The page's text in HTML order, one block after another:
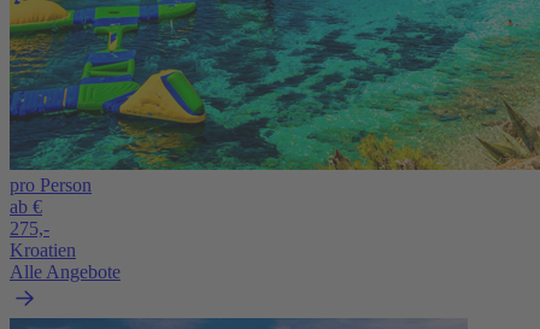
pro Person
ab €
275,-
Kroatien
Alle Angebote